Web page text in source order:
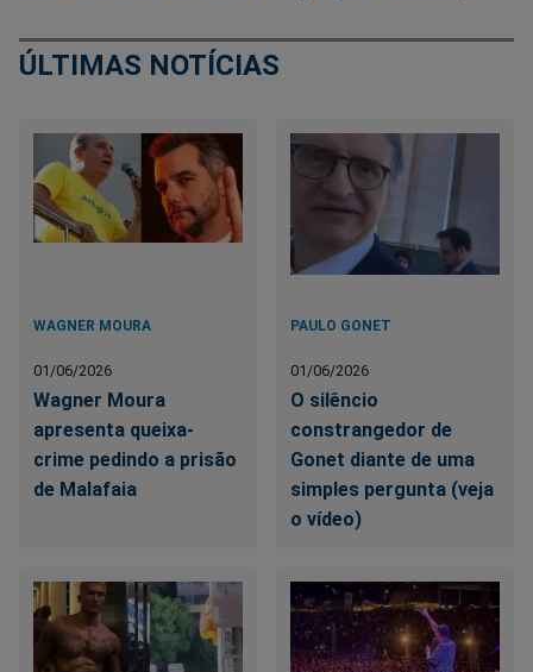
ÚLTIMAS NOTÍCIAS
WAGNER MOURA
01/06/2026
Wagner Moura
apresenta queixa-
crime pedindo a prisão
de Malafaia
PAULO GONET
01/06/2026
O silêncio
constrangedor de
Gonet diante de uma
simples pergunta (veja
o vídeo)